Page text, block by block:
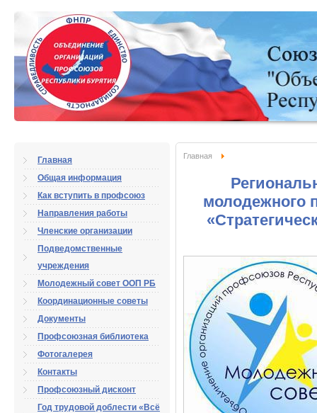
Главная
Общая информация
Как вступить в профсоюз
Направления работы
Членские организации
Подведомственные
учреждения
Молодежный совет ООП РБ
Координационные советы
Документы
Профсоюзная библиотека
Фотогалерея
Контакты
Профсоюзный дисконт
Год трудовой доблести «Всё
Главная
молодежного